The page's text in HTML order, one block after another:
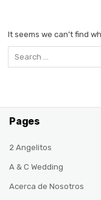
It seems we can’t find
Pages
2 Angelitos
A & C Wedding
Acerca de Nosotros